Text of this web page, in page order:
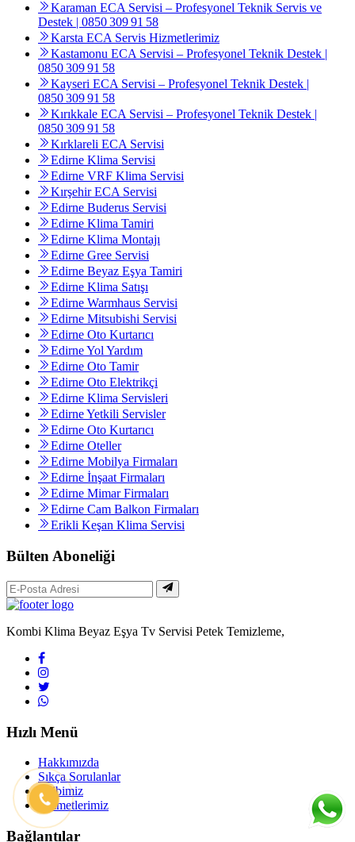
Karaman ECA Servisi – Profesyonel Teknik Servis ve
Destek | 0850 309 91 58
Karsta ECA Servis Hizmetlerimiz
Kastamonu ECA Servisi – Profesyonel Teknik Destek |
0850 309 91 58
Kayseri ECA Servisi – Profesyonel Teknik Destek |
0850 309 91 58
Kırıkkale ECA Servisi – Profesyonel Teknik Destek |
0850 309 91 58
Kırklareli ECA Servisi
Edirne Klima Servisi
Edirne VRF Klima Servisi
Kırşehir ECA Servisi
Edirne Buderus Servisi
Edirne Klima Tamiri
Edirne Klima Montajı
Edirne Gree Servisi
Edirne Beyaz Eşya Tamiri
Edirne Klima Satışı
Edirne Warmhaus Servisi
Edirne Mitsubishi Servisi
Edirne Oto Kurtarıcı
Edirne Yol Yardım
Edirne Oto Tamir
Edirne Oto Elektrikçi
Edirne Klima Servisleri
Edirne Yetkili Servisler
Edirne Oto Kurtarıcı
Edirne Oteller
Edirne Mobilya Firmaları
Edirne İnşaat Firmaları
Edirne Mimar Firmaları
Edirne Cam Balkon Firmaları
Erikli Keşan Klima Servisi
Bülten Aboneliği
Kombi Klima Beyaz Eşya Tv Servisi Petek Temizleme,
Hızlı Menü
Hakkımızda
Sıkça Sorulanlar
Ekibimiz
Hizmetlerimiz
Bağlantılar